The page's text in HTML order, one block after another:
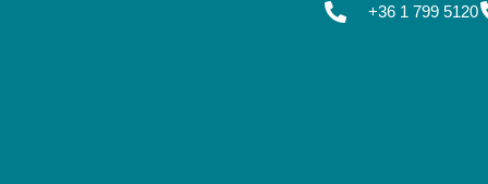
+36 1 799 5120